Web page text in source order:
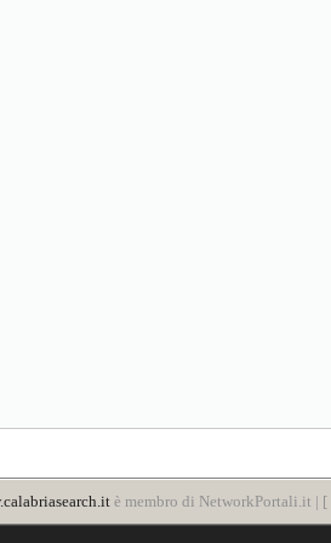
è membro di NetworkPortali.it | [